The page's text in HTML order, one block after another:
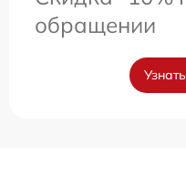
обращении